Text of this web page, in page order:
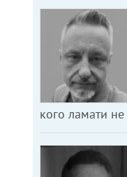
кого ламати не